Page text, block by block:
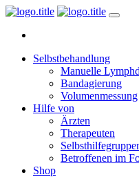
Selbstbehandlung
Manuelle
Bandagierung
Volumenmessung
Hilfe von
Ärzten
Therapeuten
Betroffenen im
Shop